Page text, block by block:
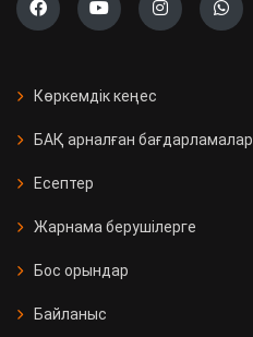
Көркемдік кеңес
БАҚ арналған бағдарламалар
Есептер
Жарнама берушілерге
Бос орындар
Байланыс